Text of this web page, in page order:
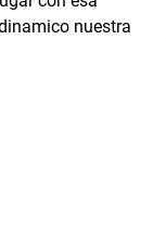
nuestra